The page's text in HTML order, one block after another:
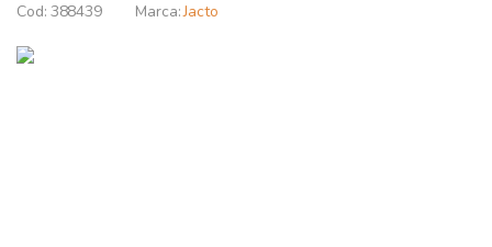
388439 Jacto